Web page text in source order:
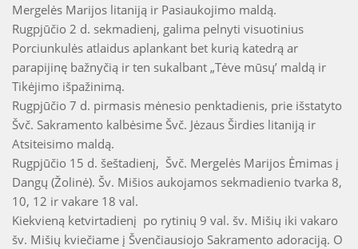
Mergelės Marijos litaniją ir Pasiaukojimo maldą.
Rugpjūčio 2 d. sekmadienį, galima pelnyti visuotinius
Porciunkulės atlaidus aplankant bet kurią katedrą ar
parapijinę bažnyčią ir ten sukalbant „Tėve mūsų’ maldą ir
Tikėjimo išpažinimą.
Rugpjūčio 7 d. pirmasis mėnesio penktadienis, prie išstatyto
Švč. Sakramento kalbėsime Švč. Jėzaus Širdies litaniją ir
Atsiteisimo maldą.
Rugpjūčio 15 d. šeštadienį, Švč. Mergelės Marijos Ėmimas į
Dangų (Žolinė). Šv. Mišios aukojamos sekmadienio tvarka 8,
10, 12 ir vakare 18 val.
Kiekvieną ketvirtadienį po rytinių 9 val. šv. Mišių iki vakaro
šv. Mišių kviečiame į Švenčiausiojo Sakramento adoraciją. O